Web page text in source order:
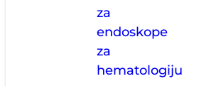
za
endoskope
za
hematologiju